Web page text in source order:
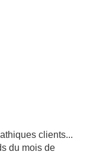
clients...
du mois de